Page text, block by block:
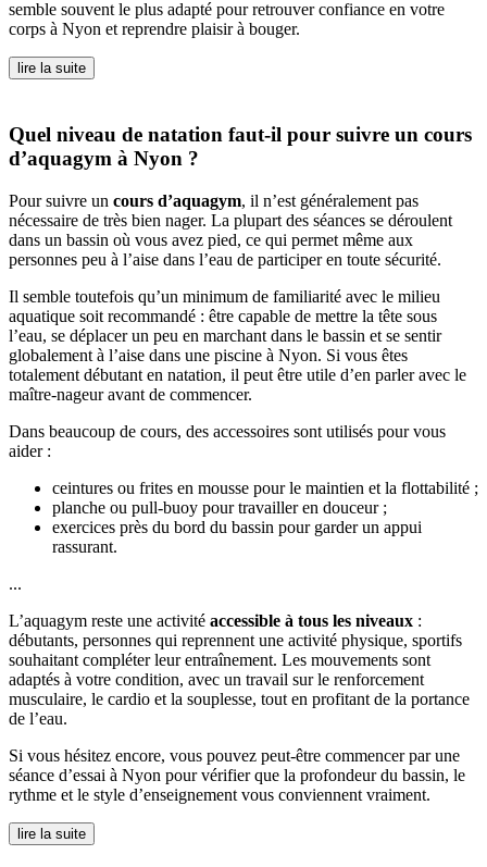
semble souvent le plus adapté pour retrouver confiance en votre
corps à Nyon et reprendre plaisir à bouger.
lire la suite
Quel niveau de natation faut-il pour suivre un cours
d’aquagym à Nyon ?
Pour suivre un cours d’aquagym, il n’est généralement pas
nécessaire de très bien nager. La plupart des séances se déroulent
dans un bassin où vous avez pied, ce qui permet même aux
personnes peu à l’aise dans l’eau de participer en toute sécurité.
Il semble toutefois qu’un minimum de familiarité avec le milieu
aquatique soit recommandé : être capable de mettre la tête sous
l’eau, se déplacer un peu en marchant dans le bassin et se sentir
globalement à l’aise dans une piscine à Nyon. Si vous êtes
totalement débutant en natation, il peut être utile d’en parler avec le
maître-nageur avant de commencer.
Dans beaucoup de cours, des accessoires sont utilisés pour vous
aider :
ceintures ou frites en mousse pour le maintien et la flottabilité ;
planche ou pull-buoy pour travailler en douceur ;
exercices près du bord du bassin pour garder un appui
rassurant.
...
L’aquagym reste une activité accessible à tous les niveaux :
débutants, personnes qui reprennent une activité physique, sportifs
souhaitant compléter leur entraînement. Les mouvements sont
adaptés à votre condition, avec un travail sur le renforcement
musculaire, le cardio et la souplesse, tout en profitant de la portance
de l’eau.
Si vous hésitez encore, vous pouvez peut-être commencer par une
séance d’essai à Nyon pour vérifier que la profondeur du bassin, le
rythme et le style d’enseignement vous conviennent vraiment.
lire la suite